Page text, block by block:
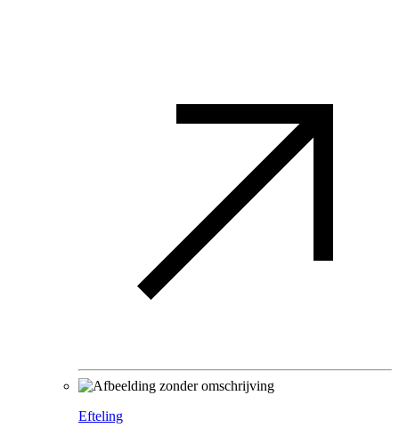
Efteling